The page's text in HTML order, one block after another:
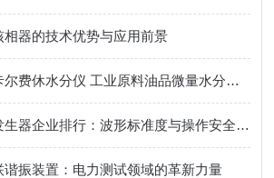
相器的技术优势与应用前景
化工工矿专用卡尔费休水分仪 工业原料油品微量水分品控设备
雷电冲击高压发生器企业排行：波形标准度与操作安全性如何兼得？
谐振装置：电力测试领域的革新力量